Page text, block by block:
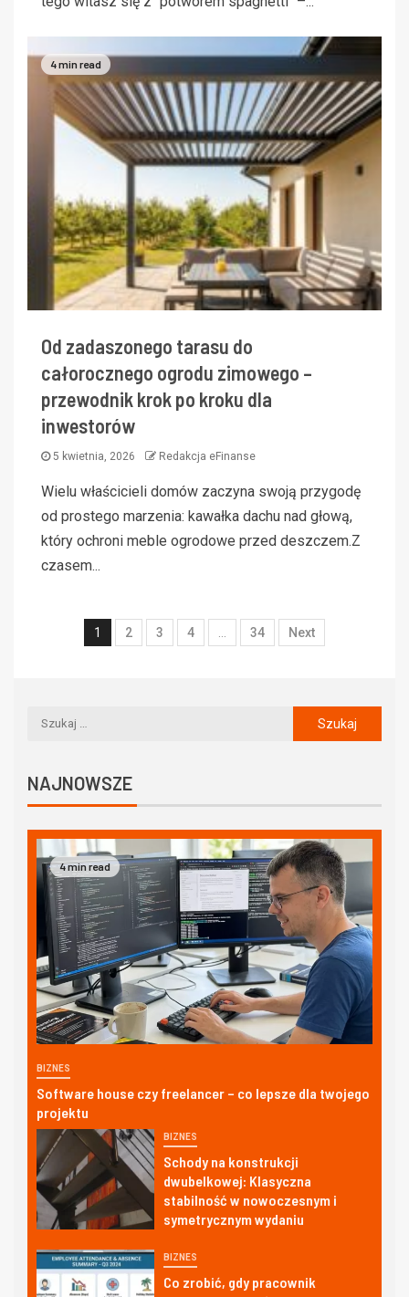
4 min read
Od zadaszonego tarasu do
całorocznego ogrodu zimowego –
przewodnik krok po kroku dla
inwestorów
5 kwietnia, 2026 Redakcja eFinanse
Wielu właścicieli domów zaczyna swoją przygodę
od prostego marzenia: kawałka dachu nad głową,
który ochroni meble ogrodowe przed deszczem.Z
czasem...
1 2 3 4 34 Next
NAJNOWSZE
4 min read
BIZNES
Software house czy freelancer – co lepsze dla twojego
projektu
BIZNES
Schody na konstrukcji
dwubelkowej: Klasyczna
stabilność w nowoczesnym i
symetrycznym wydaniu
BIZNES
Co zrobić, gdy pracownik